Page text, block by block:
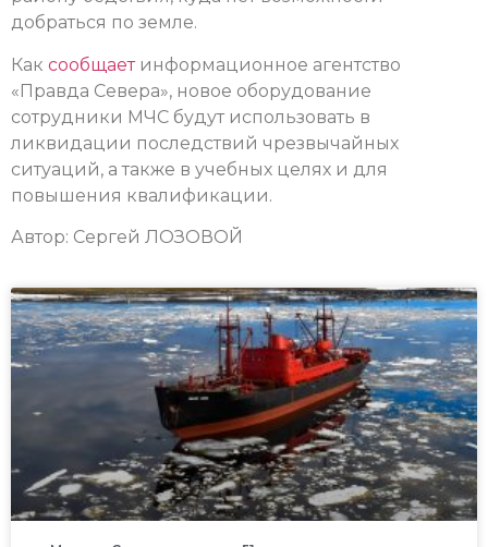
добраться по земле.
Как сообщаетинформационное агентство
«Правда Севера», новое оборудование
сотрудники МЧС будут использовать в
ликвидации последствий чрезвычайных
ситуаций, а также в учебных целях и для
повышения квалификации.
Автор: Сергей ЛОЗОВОЙ